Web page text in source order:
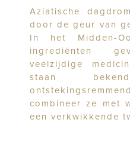
Aziatische
door de geur van
In het Midden-
ingrediënten
veelzijdige
staan
combineer ze met
een verkwikkende